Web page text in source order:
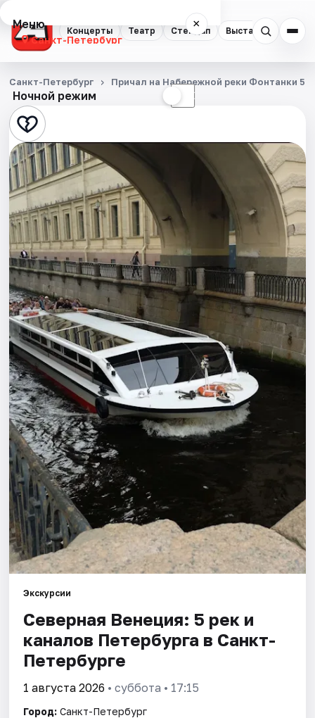
Концерты Театр Стендап Выставки
Меню ×
Санкт-Петербург
Концерты
Театр
Стендап
Выставки
Квесты
Экскурсии
Спорт
События
Города
Площадки
Артисты
Рейтинги
Ночной режим ☾
Санкт-Петербург Причал на Набережной реки Фонтанки 53
Экскурсии
Северная Венеция: 5 рек и
каналов Петербурга в Санкт-
Петербурге
1 августа 2026 • суббота • 17:15
Город: Санкт-Петербург